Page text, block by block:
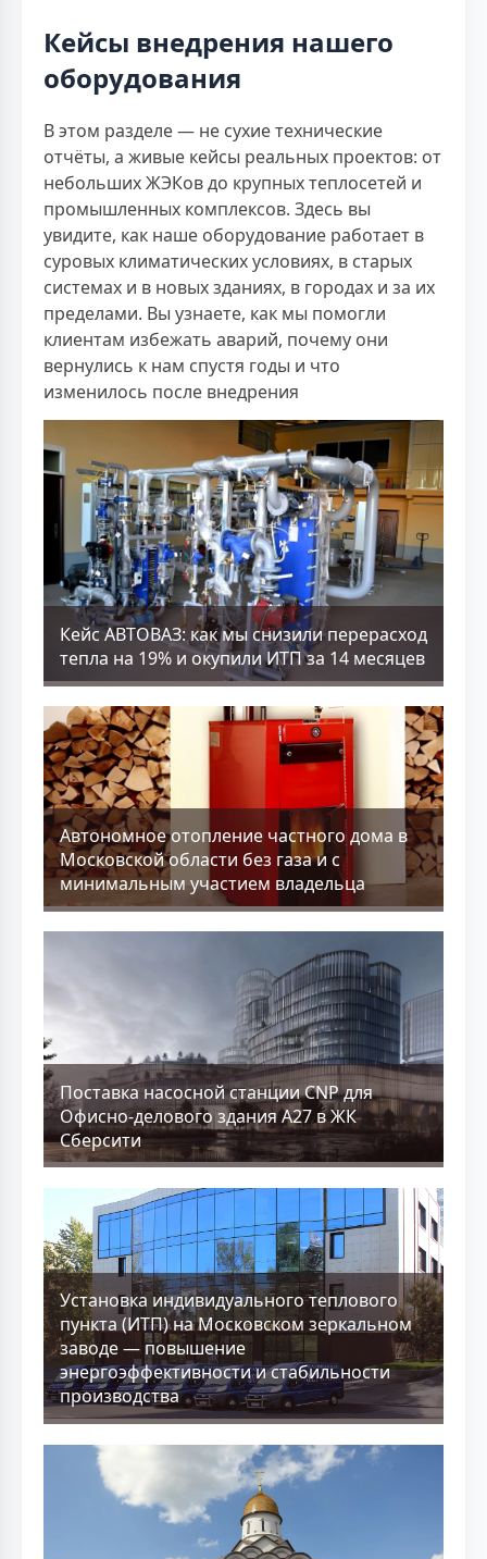
Кейсы внедрения нашего
оборудования
В этом разделе — не сухие технические
отчёты, а живые кейсы реальных проектов: от
небольших ЖЭКов до крупных теплосетей и
промышленных комплексов. Здесь вы
увидите, как наше оборудование работает в
суровых климатических условиях, в старых
системах и в новых зданиях, в городах и за их
пределами. Вы узнаете, как мы помогли
клиентам избежать аварий, почему они
вернулись к нам спустя годы и что
изменилось после внедрения
Кейс АВТОВАЗ: как мы снизили перерасход
тепла на 19% и окупили ИТП за 14 месяцев
Aвтономное отопление частного дома в
Московской области без газа и с
минимальным участием владельца
Поставка насосной станции CNP для
Офисно-делового здания А27 в ЖК
Сберсити
Установка индивидуального теплового
пункта (ИТП) на Московском зеркальном
заводе — повышение
энергоэффективности и стабильности
производства